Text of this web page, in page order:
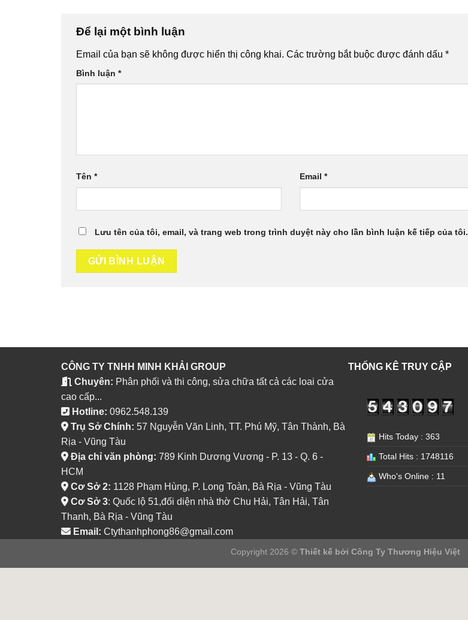
Để lại một bình luận
Email của bạn sẽ không được hiển thị công khai. Các trường bắt buộc được đánh dấu *
Bình luận *
Tên * Email*
Lưu tên của tôi, email, và trang web trong trình duyệt này cho lần bình luận kế tiếp của tôi.
CÔNG TY TNHH MINH KHẢI GROUP
Chuyên: Phân phối và thi công, sửa chữa tất cả các loai cửa
cao cấp...
Hotline: 0962.548.139
Trụ Sở Chính: 57 Nguyễn Văn Linh, TT. Phú Mỹ, Tân Thành, Bà
Rịa - Vũng Tàu
Địa chỉ văn phòng: 789 Kinh Dương Vương - P. 13 - Q. 6 -
HCM
Cơ Sở 2: 1128 Phạm Hùng, P. Long Toàn, Bà Rịa - Vũng Tàu
Cơ Sở 3: Quốc lộ 51,đối diện nhà thờ Chu Hải, Tân Hải, Tân
Thanh, Bà Rịa - Vũng Tàu
Email: Ctythanhphong86@gmail.com
THỐNG KÊ TRUY CẬP
Hits Today : 363
Total Hits : 1748116
Who's Online : 11
Copyright 2026 © Thiết kế bởi Công Ty Thương Hiệu Việt